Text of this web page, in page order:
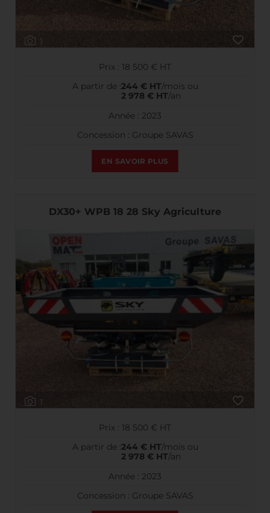
1
Prix : 18 500 € HT
A partir de :244 € HT/mois ou
2 978 € HT/an
Année : 2023
Concession : Groupe SAVAS
EN SAVOIR PLUS
DX30+ WPB 18 28 Sky Agriculture
1
Prix : 18 500 € HT
A partir de :244 € HT/mois ou
2 978 € HT/an
Année : 2023
Concession : Groupe SAVAS